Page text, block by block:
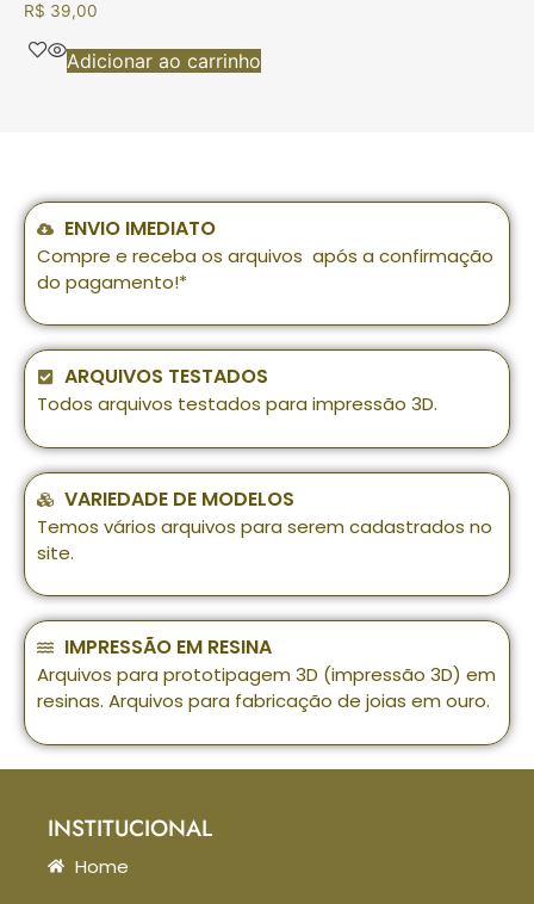
R$ 39,00
Adicionar ao carrinho
ENVIO IMEDIATO
Compre e receba os arquivos após a confirmação
do pagamento!*
ARQUIVOS TESTADOS
Todos arquivos testados para impressão 3D.
VARIEDADE DE MODELOS
Temos vários arquivos para serem cadastrados no
site.
IMPRESSÃO EM RESINA
Arquivos para prototipagem 3D (impressão 3D) em
resinas. Arquivos para fabricação de joias em ouro.
INSTITUCIONAL
Home